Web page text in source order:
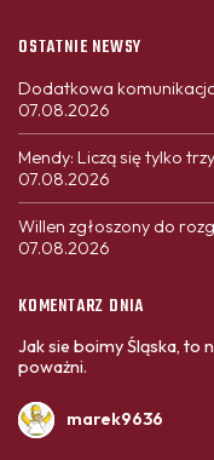
OSTATNIE NEWSY
Dodatkowa
07.08.2026
Mendy: Liczą się tylko
07.08.2026
Willen zgłoszony do
07.08.2026
KOMENTARZ DNIA
Jak sie boimy Śląska, to
poważni.
marek9636